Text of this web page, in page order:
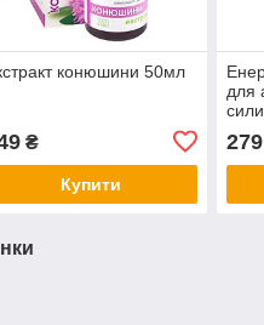
конюшини 50мл
₴
Купити
для
279